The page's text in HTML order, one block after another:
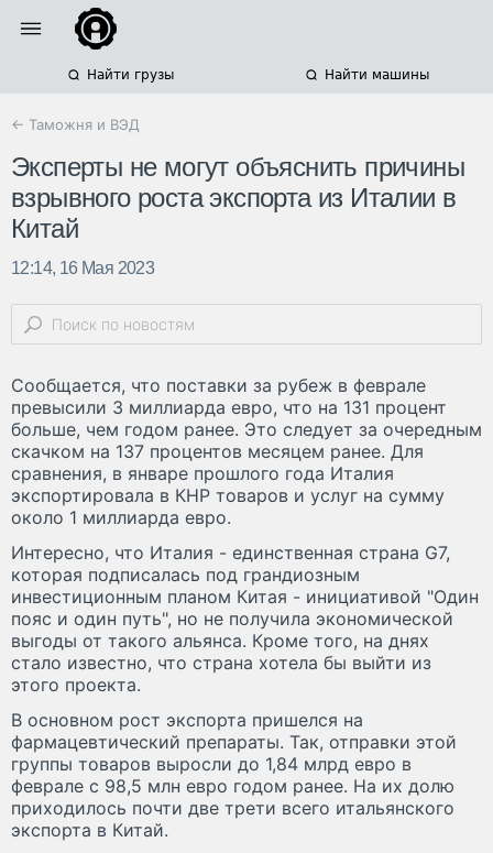
Найти грузы Найти машины
← Таможня и ВЭД
Эксперты не могут объяснить причины
взрывного роста экспорта из Италии в
Китай
12:14, 16 Мая 2023
Сообщается, что поставки за рубеж в феврале
превысили 3 миллиарда евро, что на 131 процент
больше, чем годом ранее. Это следует за очередным
скачком на 137 процентов месяцем ранее. Для
сравнения, в январе прошлого года Италия
экспортировала в КНР товаров и услуг на сумму
около 1 миллиарда евро.
Интересно, что Италия - единственная страна G7,
которая подписалась под грандиозным
инвестиционным планом Китая - инициативой "Один
пояс и один путь", но не получила экономической
выгоды от такого альянса. Кроме того, на днях
стало известно, что страна хотела бы выйти из
этого проекта.
В основном рост экспорта пришелся на
фармацевтический препараты. Так, отправки этой
группы товаров выросли до 1,84 млрд евро в
феврале с 98,5 млн евро годом ранее. На их долю
приходилось почти две трети всего итальянского
экспорта в Китай.